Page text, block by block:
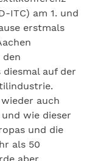
ITC) am 1. und
erstmals
diesmal auf der
auch
wie dieser
und die
als 50